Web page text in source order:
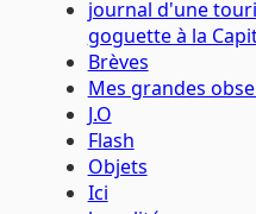
journal d'une
goguette à la
Brèves
Mes grandes
J.O
Flash
Objets
Ici